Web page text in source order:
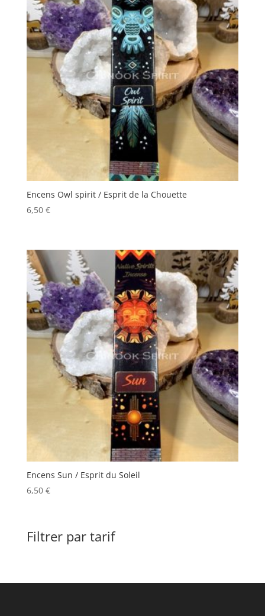
Encens Owl spirit / Esprit de la Chouette
6,50 €
Encens Sun / Esprit du Soleil
6,50 €
Filtrer par tarif